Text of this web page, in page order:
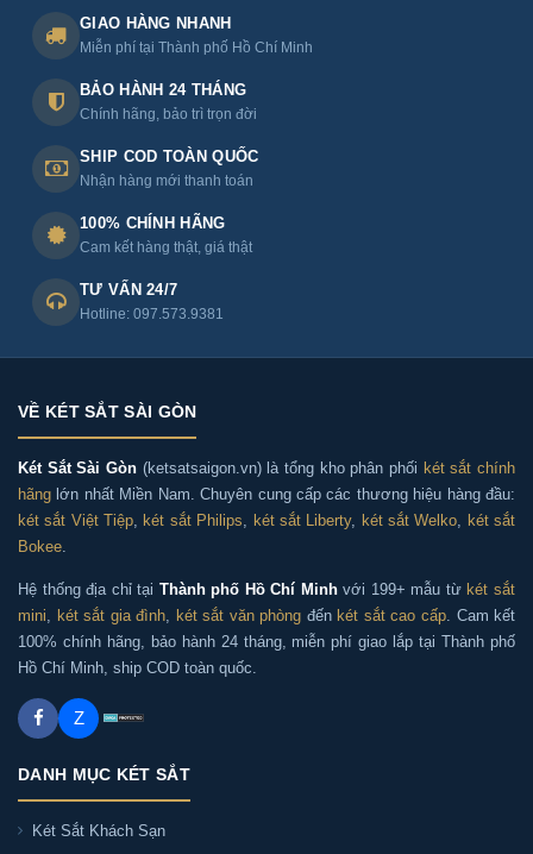
+ Quận trung tâm: Quận 1, Quận 3, Quận 4, Quận 5,
Quận 10, Quận 11
+ Khu vực phía Tây và Nam: Quận 6, Quận 7, Quận 8,
Quận Bình Tân, Quận Tân Phú
+ Khu vực phía Bắc: Quận 12, Quận Gò Vấp, Quận Tân
Bình, Quận Bình Thạnh, Quận Phú Nhuận
+ Các huyện: Hóc Môn, Củ Chi, Bình Chánh, Nhà Bè, Cần
Giờ
Phân phối Két sắt Kassler KL55-H8-BG chính
hãng tại Hà Nội
Két sắt Sài Gòn nhận giao và lắp đặt Két sắt Kassler
KL55-H8-BG chính hãng tại tất cả các quận huyện TP.
+ Quận nội thành: Ba Đình, Đống Đa, Hai Bà Trưng,
Hoàn Kiếm, Cầu Giấy, Thanh Xuân, Hoàng Mai, Tây Hồ,
+ Huyện ngoại thành: Gia Lâm, Thanh Trì, Đông Anh,
Sóc Sơn, Mê Linh, Thường Tín, Phú Xuyên, Ứng Hòa, Mỹ
Đức, Chương Mỹ, Quốc Oai, Thạch Thất, Hoài Đức, Đan
Phượng, Ba Vì, Phúc Thọ, Sơn Tây,...
GIAO HÀNG NHANH
Miễn phí tại Thành phố Hồ Chí Minh
BẢO HÀNH 24 THÁNG
Chính hãng, bảo trì trọn đời
SHIP COD TOÀN QUỐC
Nhận hàng mới thanh toán
100% CHÍNH HÃNG
Cam kết hàng thật, giá thật
TƯ VẤN 24/7
Hotline: 097.573.9381
VỀ KÉT SẮT SÀI GÒN
Két Sắt Sài Gòn (ketsatsaigon.vn) là tổng kho phân phối két sắt chính
hãng lớn nhất Miền Nam. Chuyên cung cấp các thương hiệu hàng đầu:
két sắt Việt Tiệp két sắt Philips két sắt Liberty, két sắt Welko
két sắt
Bokee
Hệ thống địa chỉ tại Thành phố Hồ Chí Minhvới 199+ mẫu từ két sắt
mini
két sắt gia đình két sắt văn phòng đến két sắt cao cấp . Cam kết
100% chính hãng, bảo hành 24 tháng, miễn phí giao lắp tại Thành phố
Hồ Chí Minh, ship COD toàn quốc.
Z
DANH MỤC KÉT SẮT
Két Sắt Khách Sạn